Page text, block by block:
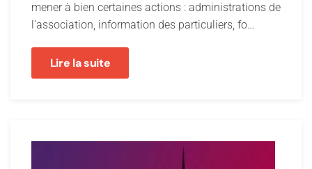
mener à bien certaines actions : administrations de
l'association, information des particuliers, fo…
Lire la suite